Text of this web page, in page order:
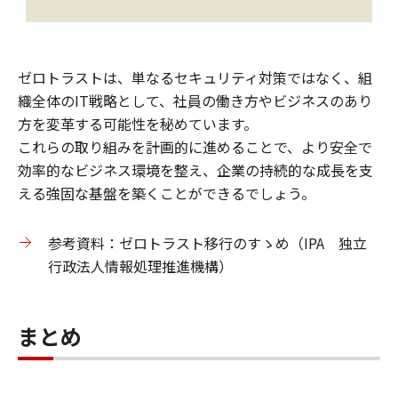
ゼロトラストは、単なるセキュリティ対策ではなく、組
織全体のIT戦略として、社員の働き方やビジネスのあり
方を変革する可能性を秘めています。
これらの取り組みを計画的に進めることで、より安全で
効率的なビジネス環境を整え、企業の持続的な成長を支
える強固な基盤を築くことができるでしょう。
参考資料：ゼロトラスト移⾏のすゝめ（IPA 独⽴
⾏政法⼈情報処理推進機構）
まとめ